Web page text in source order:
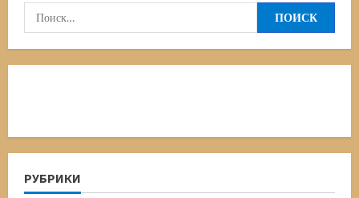
на
россиянин,
объехавший
Найти:
РУБРИКИ